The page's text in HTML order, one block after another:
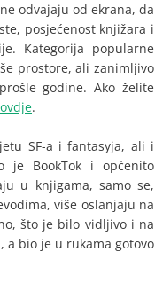
odvajaju od ekrana, da
posjećenost knjižara i
Kategorija popularne
prostore, ali zanimljivo
godine. Ako želite
ovdje.
SF-a i fantasyja, ali i
je BookTok i općenito
u knjigama, samo se,
više oslanjaju na
što je bilo vidljivo i na
a bio je u rukama gotovo